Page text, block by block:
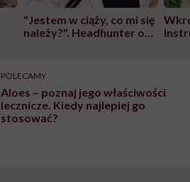
"Jestem w ciąży, co mi się
należy?". Headhunter o
pracy
POLECAMY
Aloes – poznaj jego właściwości
lecznicze. Kiedy najlepiej go
stosować?